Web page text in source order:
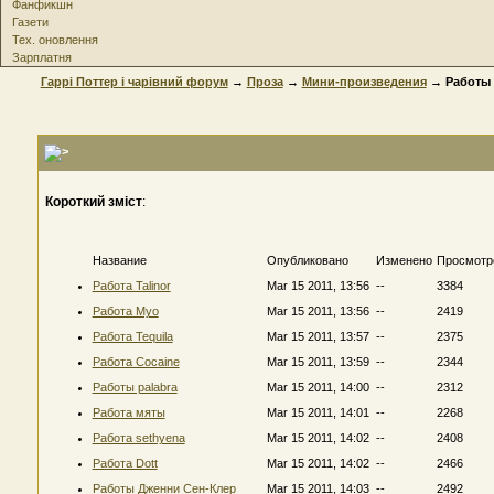
Фанфикшн
Газети
Тех. оновлення
Зарплатня
Гаррі Поттер і чарівний форум→ Проза→ Мини-произведения→ Работы
Короткий зміст:
Название Опубликовано Изменено
Работа Talinor
Mar 15 2011, 13:56 --
3384
Работа Myo
Mar 15 2011, 13:56 --
2419
Работа Tequila
Mar 15 2011, 13:57 --
2375
Работа Cocaine
Mar 15 2011, 13:59 --
2344
Работы palabra
Mar 15 2011, 14:00 --
2312
Работа мяты
Mar 15 2011, 14:01 --
2268
Работа sethyena
Mar 15 2011, 14:02 --
2408
Работа Dott
Mar 15 2011, 14:02 --
2466
Работы Дженни Сен-Клер
Mar 15 2011, 14:03 --
2492